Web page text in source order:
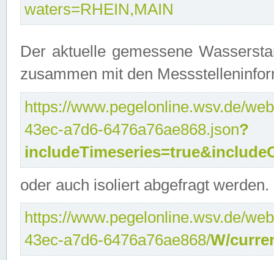
waters=RHEIN,MAIN
Der aktuelle gemessene
zusammen mit den
https://www.pegelonline.wsv.de/
43ec-a7d6-6476a76ae868.json?
oder auch isoliert abgefragt werden.
https://www.pegelonline.wsv.de/
43ec-a7d6-6476a76ae868/W/